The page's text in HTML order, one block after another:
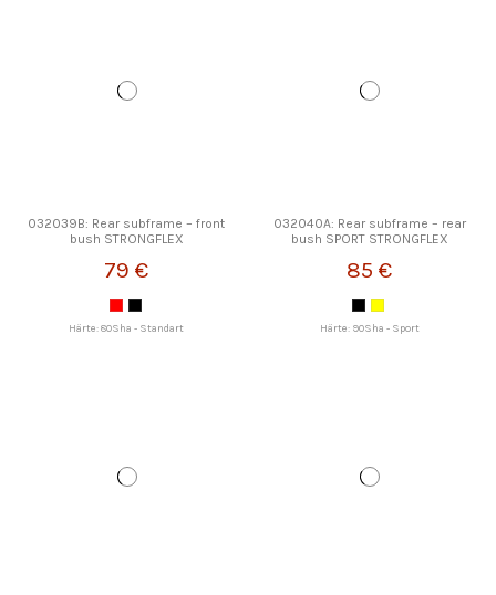
032039B: Rear subframe – front
bush STRONGFLEX
79 €
Härte: 80Sha - Standart
032040A: Rear subframe – rear
bush SPORT STRONGFLEX
85 €
Härte: 90Sha - Sport